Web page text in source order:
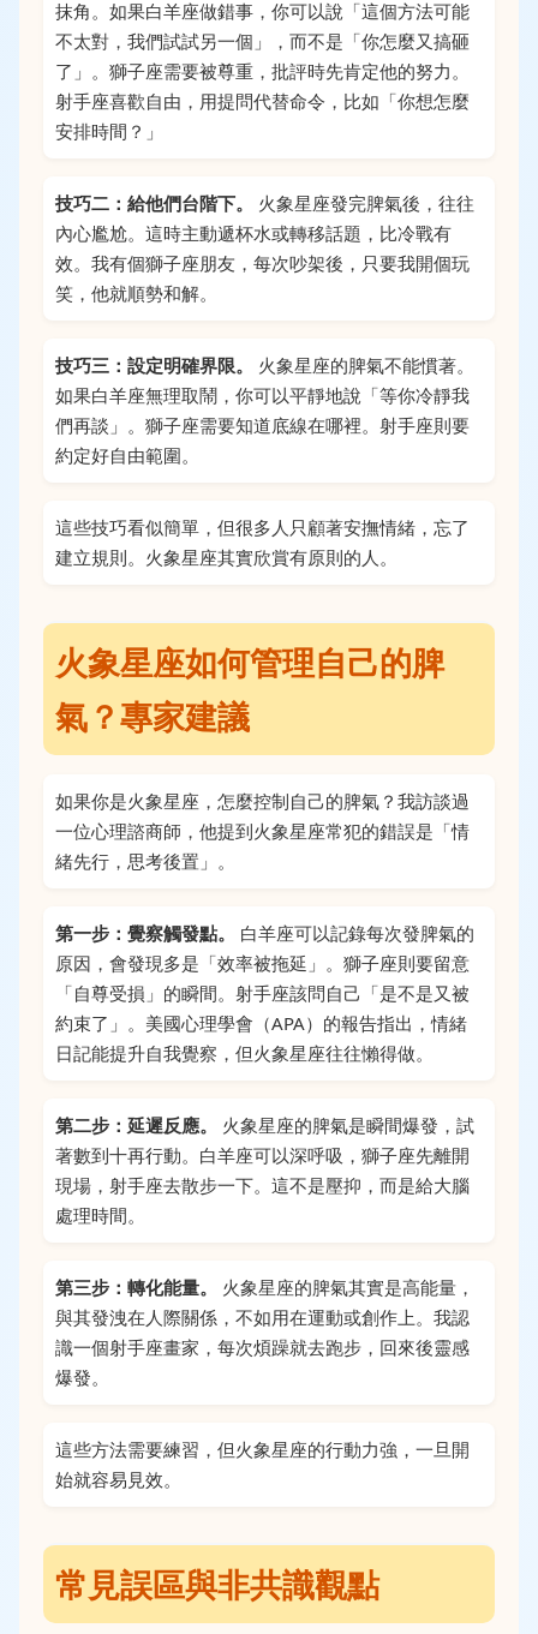
抹角。如果白羊座做錯事，你可以說「這個方法可能
不太對，我們試試另一個」，而不是「你怎麼又搞砸
了」。獅子座需要被尊重，批評時先肯定他的努力。
射手座喜歡自由，用提問代替命令，比如「你想怎麼
安排時間？」
技巧二：給他們台階下。
火象星座發完脾氣後，往往
內心尷尬。這時主動遞杯水或轉移話題，比冷戰有
效。我有個獅子座朋友，每次吵架後，只要我開個玩
笑，他就順勢和解。
技巧三：設定明確界限。
火象星座的脾氣不能慣著。
如果白羊座無理取鬧，你可以平靜地說「等你冷靜我
們再談」。獅子座需要知道底線在哪裡。射手座則要
約定好自由範圍。
這些技巧看似簡單，但很多人只顧著安撫情緒，忘了
建立規則。火象星座其實欣賞有原則的人。
火象星座如何管理自己的脾
氣？專家建議
如果你是火象星座，怎麼控制自己的脾氣？我訪談過
一位心理諮商師，他提到火象星座常犯的錯誤是「情
緒先行，思考後置」。
第一步：覺察觸發點。
白羊座可以記錄每次發脾氣的
原因，會發現多是「效率被拖延」。獅子座則要留意
「自尊受損」的瞬間。射手座該問自己「是不是又被
約束了」。美國心理學會（APA）的報告指出，情緒
日記能提升自我覺察，但火象星座往往懶得做。
第二步：延遲反應。
火象星座的脾氣是瞬間爆發，試
著數到十再行動。白羊座可以深呼吸，獅子座先離開
現場，射手座去散步一下。這不是壓抑，而是給大腦
處理時間。
第三步：轉化能量。
火象星座的脾氣其實是高能量，
與其發洩在人際關係，不如用在運動或創作上。我認
識一個射手座畫家，每次煩躁就去跑步，回來後靈感
爆發。
這些方法需要練習，但火象星座的行動力強，一旦開
始就容易見效。
常見誤區與非共識觀點